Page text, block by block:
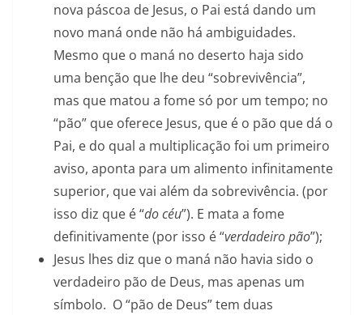
nova páscoa de Jesus, o Pai está dando um
novo maná onde não há ambiguidades.
Mesmo que o maná no deserto haja sido
uma benção que lhe deu “sobrevivência”,
mas que matou a fome só por um tempo; no
“pão” que oferece Jesus, que é o pão que dá o
Pai, e do qual a multiplicação foi um primeiro
aviso, aponta para um alimento infinitamente
superior, que vai além da sobrevivência. (por
isso diz que é “do céu”). E mata a fome
definitivamente (por isso é “verdadeiro pão”);
Jesus lhes diz que o maná não havia sido o
verdadeiro pão de Deus, mas apenas um
símbolo. O “pão de Deus” tem duas